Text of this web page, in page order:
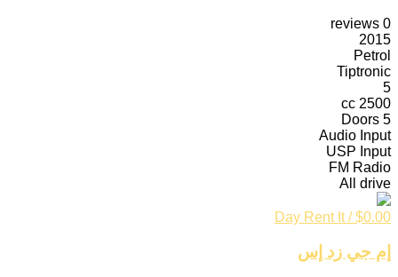
0
reviews
2015
Petrol
Tiptronic
5
2500 cc
5 Doors
Audio Input
USP Input
FM Radio
All drive
$0.00
/ Day
Rent It
إم جي زد إس